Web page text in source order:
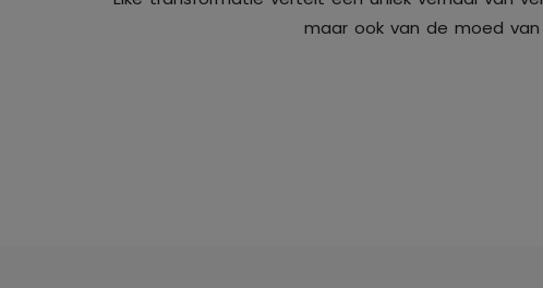
maar ook van de moed